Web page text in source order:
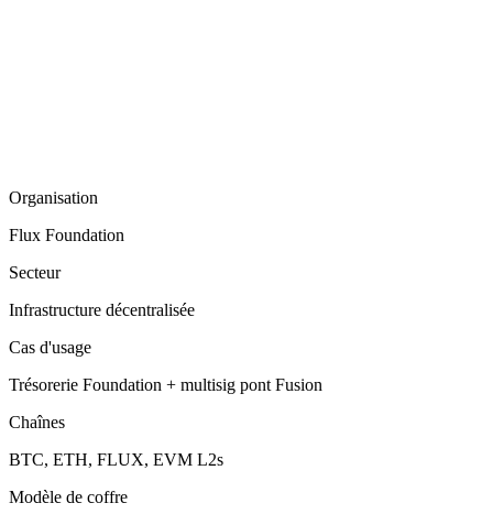
Organisation
Flux Foundation
Secteur
Infrastructure décentralisée
Cas d'usage
Trésorerie Foundation + multisig pont Fusion
Chaînes
BTC, ETH, FLUX, EVM L2s
Modèle de coffre